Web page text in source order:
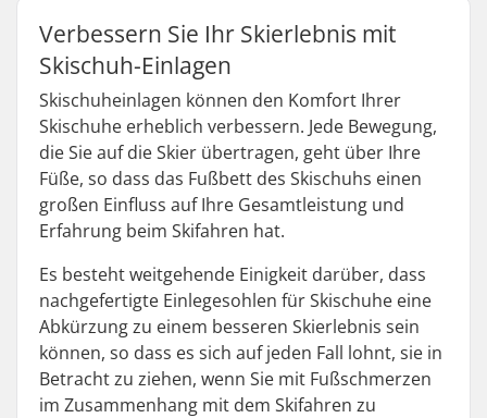
Verbessern Sie Ihr Skierlebnis mit
Skischuh-Einlagen
Skischuheinlagen können den Komfort Ihrer
Skischuhe erheblich verbessern. Jede Bewegung,
die Sie auf die Skier übertragen, geht über Ihre
Füße, so dass das Fußbett des Skischuhs einen
großen Einfluss auf Ihre Gesamtleistung und
Erfahrung beim Skifahren hat.
Es besteht weitgehende Einigkeit darüber, dass
nachgefertigte Einlegesohlen für Skischuhe eine
Abkürzung zu einem besseren Skierlebnis sein
können, so dass es sich auf jeden Fall lohnt, sie in
Betracht zu ziehen, wenn Sie mit Fußschmerzen
im Zusammenhang mit dem Skifahren zu